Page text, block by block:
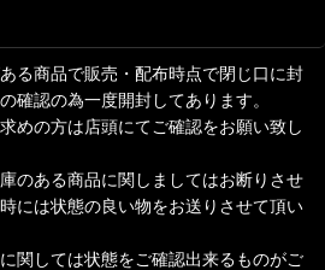
る商品で販売・配布時点で閉じ口に封
確認の為一度開封してあります。
めの方は店頭にてご確認をお願い致し
のある商品に関しましてはお断りさせ
には状態の良い物をお送りさせて頂い
関しては状態をご確認出来るものがご